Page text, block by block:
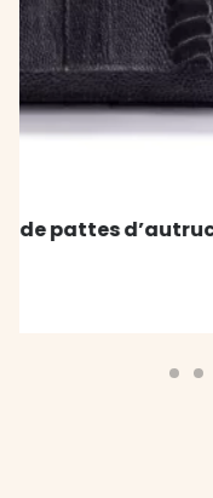
Pochette en cuir